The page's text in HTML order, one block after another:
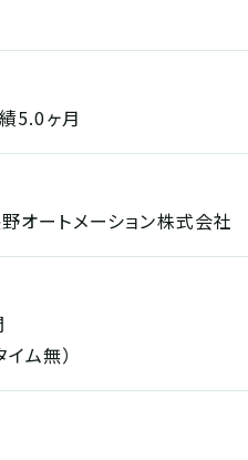
5.0ヶ月
ートメーション株式会社
ム無）